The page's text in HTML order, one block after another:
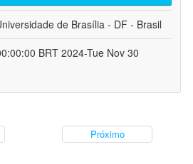
de Brasília - DF - Brasil
BRT 2024-Tue Nov 30
Próximo